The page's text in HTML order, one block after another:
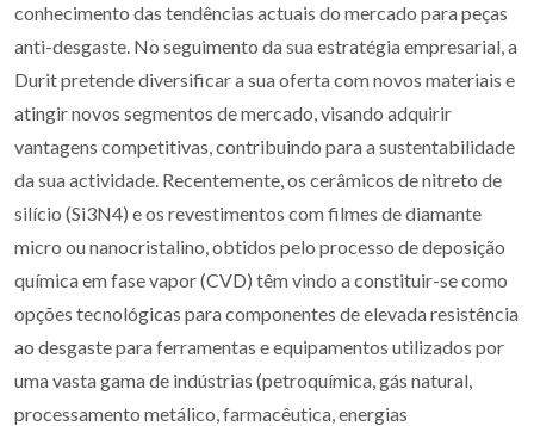
conhecimento das tendências actuais do mercado para peças
anti-desgaste. No seguimento da sua estratégia empresarial, a
Durit pretende diversificar a sua oferta com novos materiais e
atingir novos segmentos de mercado, visando adquirir
vantagens competitivas, contribuindo para a sustentabilidade
da sua actividade. Recentemente, os cerâmicos de nitreto de
silício (Si3N4) e os revestimentos com filmes de diamante
micro ou nanocristalino, obtidos pelo processo de deposição
química em fase vapor (CVD) têm vindo a constituir-se como
opções tecnológicas para componentes de elevada resistência
ao desgaste para ferramentas e equipamentos utilizados por
uma vasta gama de indústrias (petroquímica, gás natural,
processamento metálico, farmacêutica, energias